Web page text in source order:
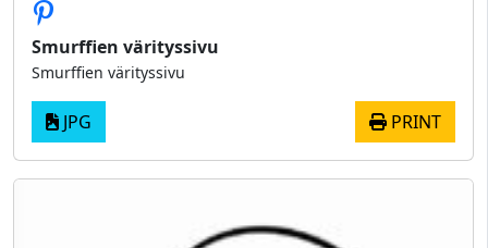
Smurffien värityssivu
Smurffien värityssivu
JPG PRINT